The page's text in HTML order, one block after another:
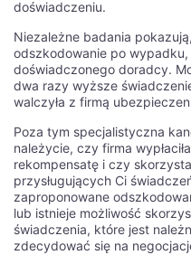
doświadczeniu.
Niezależne badania
odszkodowanie po
doświadczonego doradcy.
dwa razy wyższe
walczyła z firmą
Poza tym specjalistyczna
należycie, czy firma
rekompensatę i czy
przysługujących Ci
zaproponowane
lub istnieje możliwość
świadczenia, które jest
zdecydować się na